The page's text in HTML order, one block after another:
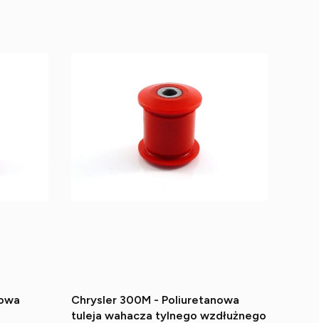
Chrysler 300M - Poliuretanowa
tuleja wahacza tylnego wzdłużnego